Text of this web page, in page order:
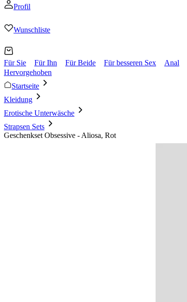
Profil
Wunschliste
Für Sie Für Ihn Für Beide Für besseren Sex Anal
Hervorgehoben
Startseite
Kleidung
Erotische Unterwäsche
Strapsen Sets
Geschenkset Obsessive - Aliosa, Rot